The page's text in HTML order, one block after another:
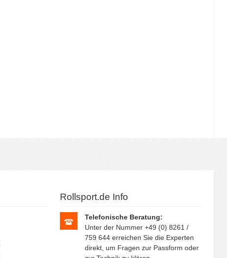
Rollsport.de Info
Telefonische Beratung:
Unter der Nummer +49 (0) 8261 /
759 644 erreichen Sie die Experten
direkt, um Fragen zur Passform oder